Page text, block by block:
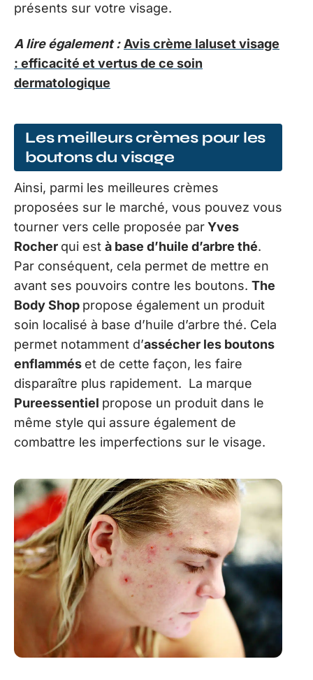
présents sur votre visage.
A lire également : Avis crème Ialuset visage
: efficacité et vertus de ce soin
dermatologique
Les meilleurs crèmes pour les
boutons du visage
Ainsi, parmi les meilleures crèmes
proposées sur le marché, vous pouvez vous
tourner vers celle proposée parYves
Rocher qui est à base d’huile d’arbre thé.
Par conséquent, cela permet de mettre en
avant ses pouvoirs contre les boutons. The
Body Shop propose également un produit
soin localisé à base d’huile d’arbre thé. Cela
permet notamment d’assécher les boutons
enflammés et de cette façon, les faire
disparaître plus rapidement. La marque
Pureessentiel propose un produit dans le
même style qui assure également de
combattre les imperfections sur le visage.